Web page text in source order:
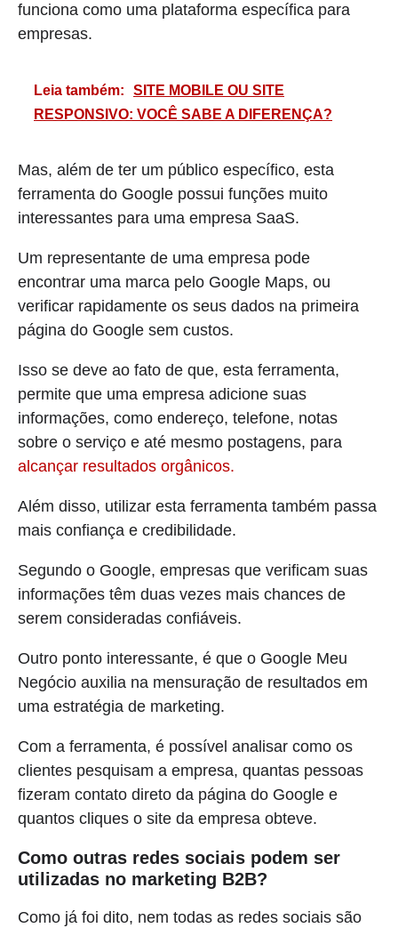
funciona como uma plataforma específica para
empresas.
Leia também:
SITE MOBILE OU SITE
RESPONSIVO: VOCÊ SABE A DIFERENÇA?
Mas, além de ter um público específico, esta
ferramenta do Google possui funções muito
interessantes para uma empresa SaaS.
Um representante de uma empresa pode
encontrar uma marca pelo Google Maps, ou
verificar rapidamente os seus dados na primeira
página do Google sem custos.
Isso se deve ao fato de que, esta ferramenta,
permite que uma empresa adicione suas
informações, como endereço, telefone, notas
sobre o serviço e até mesmo postagens, para
alcançar resultados orgânicos.
Além disso, utilizar esta ferramenta também passa
mais confiança e credibilidade.
Segundo o Google, empresas que verificam suas
informações têm duas vezes mais chances de
serem consideradas confiáveis.
Outro ponto interessante, é que o Google Meu
Negócio auxilia na mensuração de resultados em
uma estratégia de marketing.
Com a ferramenta, é possível analisar como os
clientes pesquisam a empresa, quantas pessoas
fizeram contato direto da página do Google e
quantos cliques o site da empresa obteve.
Como outras redes sociais podem ser
utilizadas no marketing B2B?
Como já foi dito, nem todas as redes sociais são